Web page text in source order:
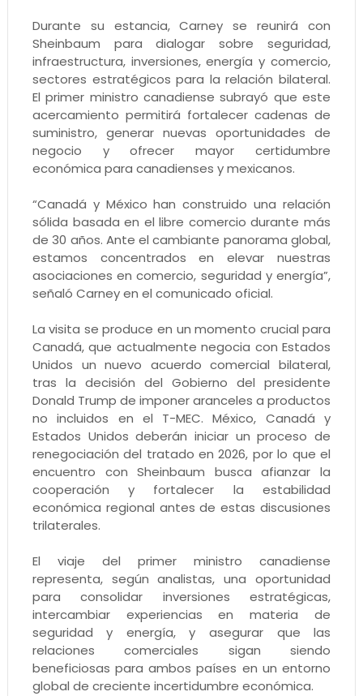
Durante su estancia, Carney se reunirá con
Sheinbaum para dialogar sobre seguridad,
infraestructura, inversiones, energía y comercio,
sectores estratégicos para la relación bilateral.
El primer ministro canadiense subrayó que este
acercamiento permitirá fortalecer cadenas de
suministro, generar nuevas oportunidades de
negocio y ofrecer mayor certidumbre
económica para canadienses y mexicanos.
“Canadá y México han construido una relación
sólida basada en el libre comercio durante más
de 30 años. Ante el cambiante panorama global,
estamos concentrados en elevar nuestras
asociaciones en comercio, seguridad y energía”,
señaló Carney en el comunicado oficial.
La visita se produce en un momento crucial para
Canadá, que actualmente negocia con Estados
Unidos un nuevo acuerdo comercial bilateral,
tras la decisión del Gobierno del presidente
Donald Trump de imponer aranceles a productos
no incluidos en el T-MEC. México, Canadá y
Estados Unidos deberán iniciar un proceso de
renegociación del tratado en 2026, por lo que el
encuentro con Sheinbaum busca afianzar la
cooperación y fortalecer la estabilidad
económica regional antes de estas discusiones
trilaterales.
El viaje del primer ministro canadiense
representa, según analistas, una oportunidad
para consolidar inversiones estratégicas,
intercambiar experiencias en materia de
seguridad y energía, y asegurar que las
relaciones comerciales sigan siendo
beneficiosas para ambos países en un entorno
global de creciente incertidumbre económica.